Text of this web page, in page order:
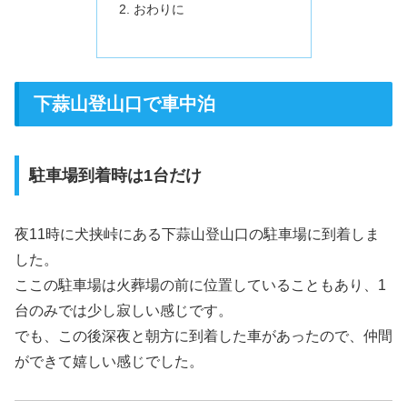
おわりに
下蒜山登山口で車中泊
駐車場到着時は1台だけ
夜11時に犬挟峠にある下蒜山登山口の駐車場に到着しま
した。
ここの駐車場は火葬場の前に位置していることもあり、1
台のみでは少し寂しい感じです。
でも、この後深夜と朝方に到着した車があったので、仲間
ができて嬉しい感じでした。